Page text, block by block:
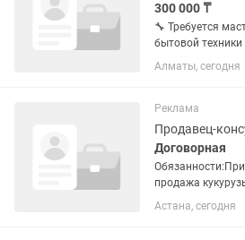
300 000 ₸
🔧 Требуется
бытовой техники 📍 Место работы:
Алматы, мкр.
270В, корпус 1 Мы — компания в сфере
Kaspi, Wildberries
Алматы, сегодня
Реклама
Продавец-
Договорная
продажа
чистоты на
учета
Астана, сегодня